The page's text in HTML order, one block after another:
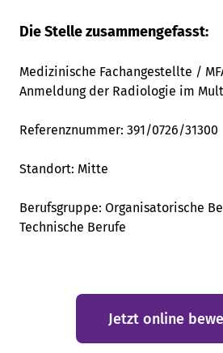
Die Stelle zusammengefasst:
Medizinische Fachangestellte /
Anmeldung der Radiologie im
Referenznummer: 391/0726/31300
Standort: Mitte
Berufsgruppe: Organisatorische
Technische Berufe
Jetzt online